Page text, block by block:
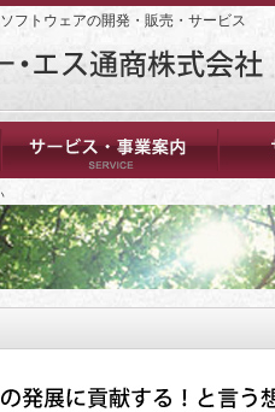
フトウェアの開発・販売・サービス